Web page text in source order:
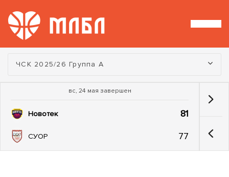
Турнир:
ЧСК 2025/26 Группа А
вс, 24 мая завершен
Новотек 81
СУОР 77